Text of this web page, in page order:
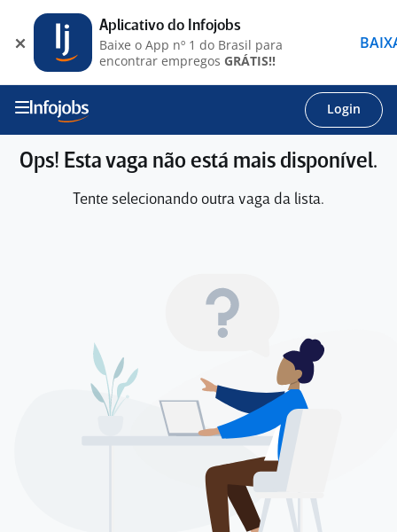
Login
Ops! Esta vaga não está mais disponível.
Tente selecionando outra vaga da lista.
Aplicativo do Infojobs
Baixe o App nº 1 do Brasil para
encontrar empregos GRÁTIS!!